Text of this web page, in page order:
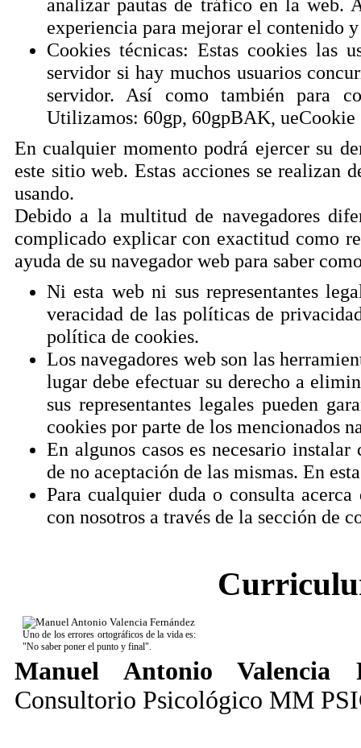
analizar pautas de tráfico en la web.
experiencia para mejorar el contenido
Cookies técnicas: Estas cookies las
servidor si hay muchos usuarios
servidor. Así como también para
Utilizamos: 60gp, 60gpBAK, ueCookie
En cualquier momento podrá ejercer su
este sitio web. Estas acciones se realizan
usando.
Debido a la multitud de navegadores
complicado explicar con exactitud como
ayuda de su navegador web para saber
Ni esta web ni sus representantes
veracidad de las políticas de
política de cookies.
Los navegadores web son las
lugar debe efectuar su derecho a
sus representantes legales pueden
cookies por parte de los mencionados
En algunos casos es necesario
de no aceptación de las mismas. En
Para cualquier duda o consulta
con nosotros a través de la sección de
Uno de los errores ortográficos de la vida es:
"No saber poner el punto y final".
Manuel Antonio Valencia
Consultorio Psicológico MM